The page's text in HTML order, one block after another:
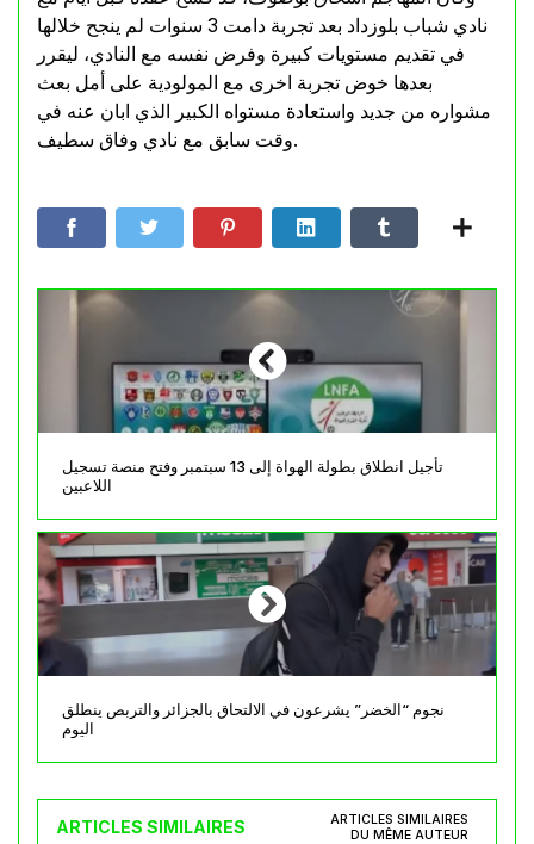
نادي شباب بلوزداد بعد تجربة دامت 3 سنوات لم ينجح خلالها
في تقديم مستويات كبيرة وفرض نفسه مع النادي، ليقرر
بعدها خوض تجربة اخرى مع المولودية على أمل بعث
مشواره من جديد واستعادة مستواه الكبير الذي ابان عنه في
وقت سابق مع نادي وفاق سطيف.
تأجيل انطلاق بطولة الهواة إلى 13 سبتمبر وفتح منصة تسجيل
اللاعبين
نجوم “الخضر” يشرعون في الالتحاق بالجزائر والتربص ينطلق
اليوم
ARTICLES SIMILAIRES
ARTICLES SIMILAIRES
DU MÊME AUTEUR